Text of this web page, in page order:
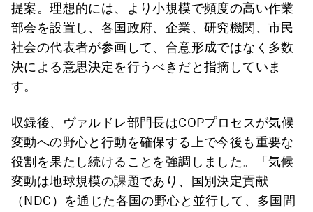
提案。理想的には、より小規模で頻度の高い作業
部会を設置し、各国政府、企業、研究機関、市民
社会の代表者が参画して、合意形成ではなく多数
決による意思決定を行うべきだと指摘していま
す。
収録後、ヴァルドレ部門長はCOPプロセスが気候
変動への野心と行動を確保する上で今後も重要な
役割を果たし続けることを強調しました。「気候
変動は地球規模の課題であり、国別決定貢献
（NDC）を通じた各国の野心と並行して、多国間